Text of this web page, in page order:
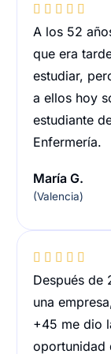
    
A los 52
que era
estudiar,
a ellos hoy
estudiante
Enfermería.
María G.
(Valencia)
    
Después de
una
+45 me dio
oportunidad